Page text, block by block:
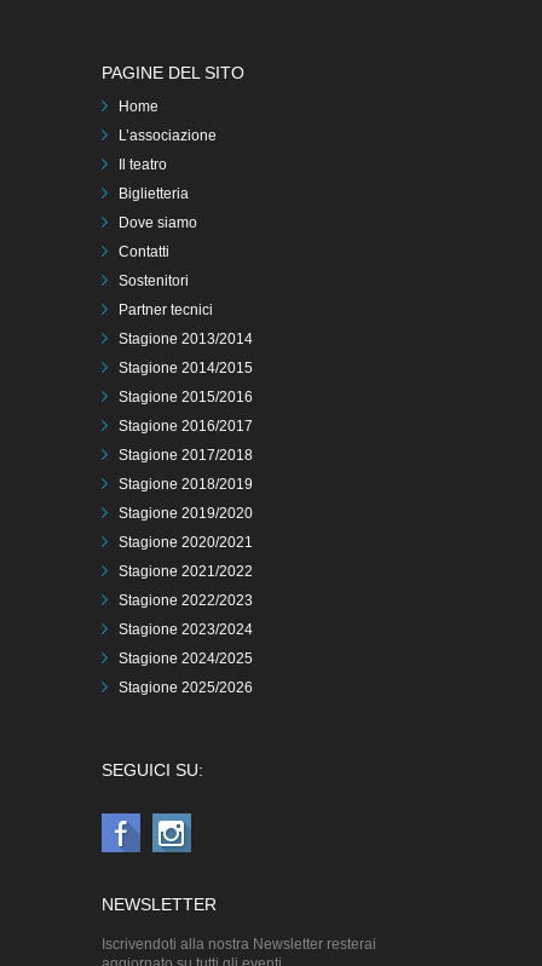
PAGINE DEL SITO
Home
L’associazione
Il teatro
Biglietteria
Dove siamo
Contatti
Sostenitori
Partner tecnici
Stagione 2013/2014
Stagione 2014/2015
Stagione 2015/2016
Stagione 2016/2017
Stagione 2017/2018
Stagione 2018/2019
Stagione 2019/2020
Stagione 2020/2021
Stagione 2021/2022
Stagione 2022/2023
Stagione 2023/2024
Stagione 2024/2025
Stagione 2025/2026
SEGUICI SU:
NEWSLETTER
Iscrivendoti alla nostra Newsletter resterai